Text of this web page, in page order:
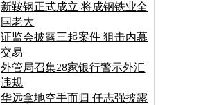
新鞍钢正式成立 将成钢铁业全
国老大
证监会披露三起案件 狙击内幕
交易
外管局召集28家银行警示外汇
违规
华远拿地空手而归 任志强披露